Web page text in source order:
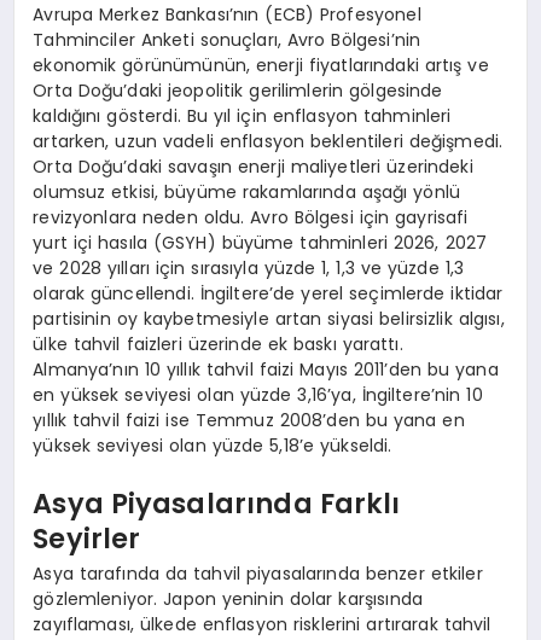
Avrupa Merkez Bankası’nın (ECB) Profesyonel
Tahminciler Anketi sonuçları, Avro Bölgesi’nin
ekonomik görünümünün, enerji fiyatlarındaki artış ve
Orta Doğu’daki jeopolitik gerilimlerin gölgesinde
kaldığını gösterdi. Bu yıl için enflasyon tahminleri
artarken, uzun vadeli enflasyon beklentileri değişmedi.
Orta Doğu’daki savaşın enerji maliyetleri üzerindeki
olumsuz etkisi, büyüme rakamlarında aşağı yönlü
revizyonlara neden oldu. Avro Bölgesi için gayrisafi
yurt içi hasıla (GSYH) büyüme tahminleri 2026, 2027
ve 2028 yılları için sırasıyla yüzde 1, 1,3 ve yüzde 1,3
olarak güncellendi. İngiltere’de yerel seçimlerde iktidar
partisinin oy kaybetmesiyle artan siyasi belirsizlik algısı,
ülke tahvil faizleri üzerinde ek baskı yarattı.
Almanya’nın 10 yıllık tahvil faizi Mayıs 2011’den bu yana
en yüksek seviyesi olan yüzde 3,16’ya, İngiltere’nin 10
yıllık tahvil faizi ise Temmuz 2008’den bu yana en
yüksek seviyesi olan yüzde 5,18’e yükseldi.
Asya Piyasalarında Farklı
Seyirler
Asya tarafında da tahvil piyasalarında benzer etkiler
gözlemleniyor. Japon yeninin dolar karşısında
zayıflaması, ülkede enflasyon risklerini artırarak tahvil